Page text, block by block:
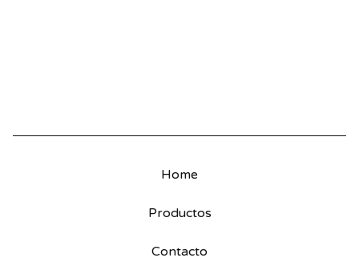
Home
Productos
Contacto